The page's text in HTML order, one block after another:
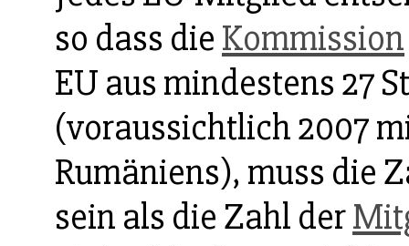
so dass die Kommission
EU aus mindestens 27
(voraussichtlich 2007
Rumäniens), muss die
sein als die Zahl der